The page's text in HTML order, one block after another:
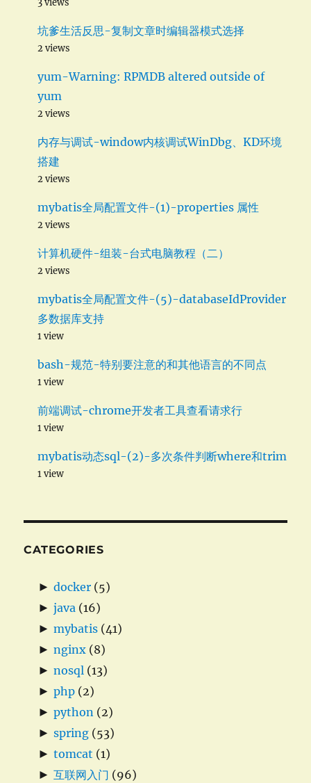
坑爹生活反思-复制文章时编辑器模式选择
2 views
yum-Warning: RPMDB altered outside of
yum
2 views
内存与调试-window内核调试WinDbg、KD环境
搭建
2 views
mybatis全局配置文件-(1)-properties 属性
2 views
计算机硬件-组装-台式电脑教程（二）
2 views
mybatis全局配置文件-(5)-databaseIdProvider
多数据库支持
1 view
bash-规范-特别要注意的和其他语言的不同点
1 view
前端调试-chrome开发者工具查看请求行
1 view
mybatis动态sql-(2)-多次条件判断where和trim
1 view
CATEGORIES
► docker (5)
► java (16)
► mybatis (41)
► nginx (8)
► nosql (13)
► php (2)
► python (2)
► spring (53)
► tomcat (1)
► 互联网入门 (96)